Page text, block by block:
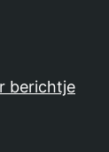
berichtje